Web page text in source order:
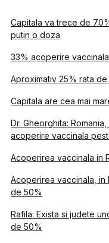
Capitala va trece de
putin o doza
33% acoperire
Aproximativ 25% rata
Capitala are cea mai
Dr. Gheorghita:
acoperire vaccinala
Acoperirea vaccinala in
Acoperirea vaccinala, in
de 50%
Rafila: Exista si judete
de 50%